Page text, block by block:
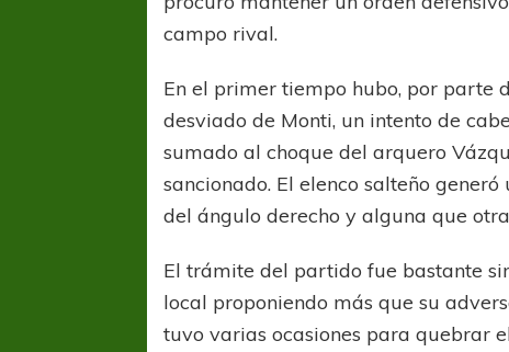
campo rival.
En el primer tiempo hubo, por parte
desviado de Monti, un intento de
sumado al choque del arquero
sancionado. El elenco salteño
del ángulo derecho y alguna que
El trámite del partido fue bastante
local proponiendo más que su
tuvo varias ocasiones para quebrar